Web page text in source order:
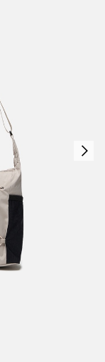
料
知らせ